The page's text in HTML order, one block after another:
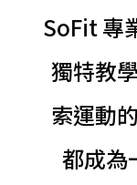
SoFit 專
獨特教
索運動
都成為